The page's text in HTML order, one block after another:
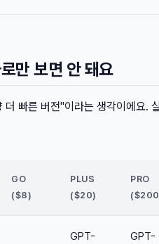
만 보면 안 돼요
더 빠른 버전"이라는 생각이에요.
GO
($8)
PLUS
($20)
PRO
GPT-
GPT-